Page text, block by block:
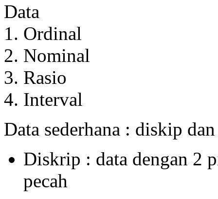
Data
1. Ordinal
2. Nominal
3. Rasio
4. Interval
Data sederhana : diskip
Diskrip : data dengan 2
pecah